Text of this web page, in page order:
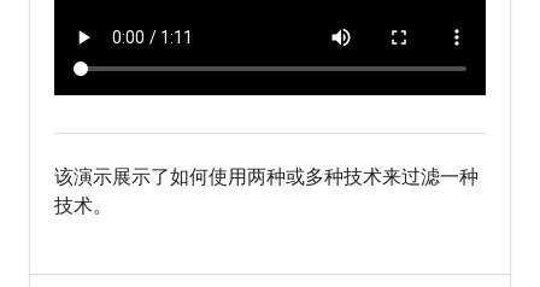
该演示展示了如何使用两种或多种技术来过滤一种
技术。